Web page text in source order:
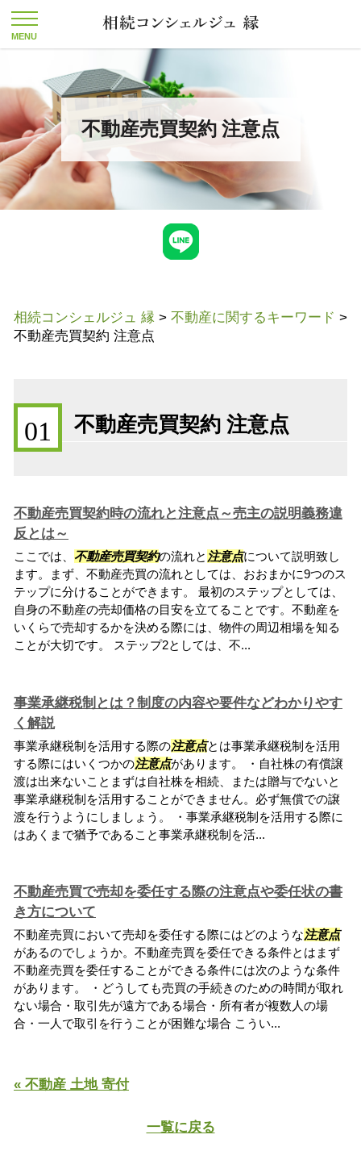
不動産売買契約 注意点
相続コンシェルジュ 縁 > 不動産に関するキーワード >
不動産売買契約 注意点
01 不動産売買契約 注意点
不動産売買契約時の流れと注意点～売主の説明義務違
反とは～
ここでは、 不動産売買契約の流れと 注意点について説明致し
ます。まず、不動産売買の流れとしては、おおまかに9つのス
テップに分けることができます。 最初のステップとしては、
自身の不動産の売却価格の目安を立てることです。不動産を
いくらで売却するかを決める際には、物件の周辺相場を知る
ことが大切です。 ステップ2としては、不...
事業承継税制とは？制度の内容や要件などわかりやす
く解説
事業承継税制を活用する際の注意点とは事業承継税制を活用
する際にはいくつかの注意点があります。 ・自社株の有償譲
渡は出来ないことまずは自社株を相続、または贈与でないと
事業承継税制を活用することができません。必ず無償での譲
渡を行うようにしましょう。 ・事業承継税制を活用する際に
はあくまで猶予であること事業承継税制を活...
不動産売買で売却を委任する際の注意点や委任状の書
き方について
不動産売買において売却を委任する際にはどのような注意点
があるのでしょうか。不動産売買を委任できる条件とはまず
不動産売買を委任することができる条件には次のような条件
があります。 ・どうしても売買の手続きのための時間が取れ
ない場合・取引先が遠方である場合・所有者が複数人の場
合・一人で取引を行うことが困難な場合 こうい...
« 不動産 土地 寄付
一覧に戻る